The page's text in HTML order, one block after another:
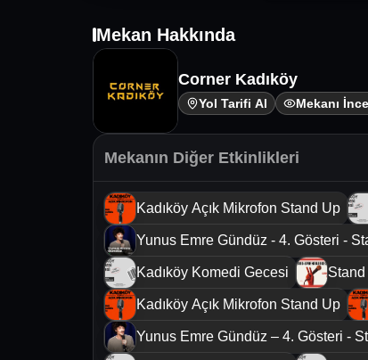
Mekan Hakkında
Corner Kadıköy
Yol Tarifi Al Mekanı
Mekanın Diğer Etkinlikleri
Kadıköy Açık Mikrofon Stand Up
Yunus Emre Gündüz - 4. Gösteri -
Kadıköy Komedi Gecesi
Kadıköy Açık Mikrofon Stand Up
Yunus Emre Gündüz – 4. Gösteri -